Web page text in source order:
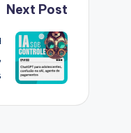
Next Post